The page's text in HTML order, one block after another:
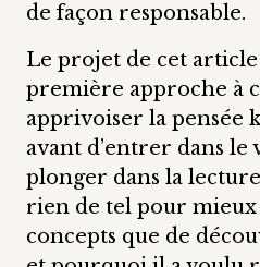
de façon responsable.
Le projet de cet
première approche à
apprivoiser la pensée
avant d’entrer dans le
plonger dans la
rien de tel pour
concepts que de